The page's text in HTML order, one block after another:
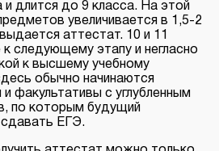
длится до 9 класса. На этой
увеличивается в 1,5-2
аттестат. 10 и 11
следующему этапу и негласно
к высшему учебному
обычно начинаются
факультативы с углубленным
по которым будущий
сдавать ЕГЭ.